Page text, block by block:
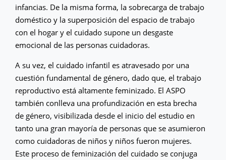
infancias. De la misma forma, la sobrecarga de trabajo
doméstico y la superposición del espacio de trabajo
con el hogar y el cuidado supone un desgaste
emocional de las personas cuidadoras.
A su vez, el cuidado infantil es atravesado por una
cuestión fundamental de género, dado que, el trabajo
reproductivo está altamente feminizado. El ASPO
también conlleva una profundización en esta brecha
de género, visibilizada desde el inicio del estudio en
tanto una gran mayoría de personas que se asumieron
como cuidadoras de niños y niños fueron mujeres.
Este proceso de feminización del cuidado se conjuga